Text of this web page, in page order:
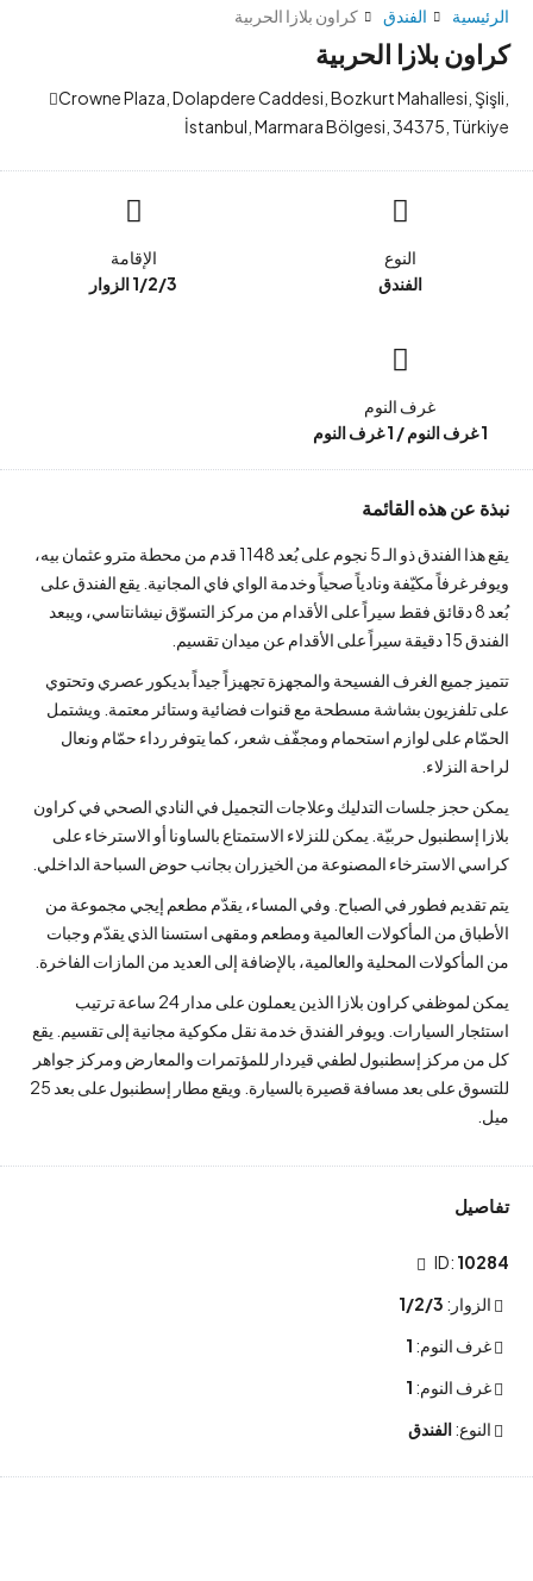
الرئيسية الفندق كراون بلازا الحربية
كراون بلازا الحربية
Crowne Plaza, Dolapdere Caddesi, Bozkurt Mahallesi, Şişli,
İstanbul, Marmara Bölgesi, 34375, Türkiye
النوع
الفندق
الإقامة
1/2/3 الزوار
غرف النوم
1 غرف النوم / 1 غرف النوم
نبذة عن هذه القائمة
يقع هذا الفندق ذو الـ 5 نجوم على بُعد 1148 قدم من محطة مترو عثمان بيه،
ويوفر غرفاً مكيّفة ونادياً صحياً وخدمة الواي فاي المجانية. يقع الفندق على
بُعد 8 دقائق فقط سيراً على الأقدام من مركز التسوّق نيشانتاسي، ويبعد
الفندق 15 دقيقة سيراً على الأقدام عن ميدان تقسيم.
تتميز جميع الغرف الفسيحة والمجهزة تجهيزاً جيداً بديكور عصري وتحتوي
على تلفزيون بشاشة مسطحة مع قنوات فضائية وستائر معتمة. ويشتمل
الحمّام على لوازم استحمام ومجفّف شعر، كما يتوفر رداء حمّام ونعال
لراحة النزلاء.
يمكن حجز جلسات التدليك وعلاجات التجميل في النادي الصحي في كراون
بلازا إسطنبول حربيّة. يمكن للنزلاء الاستمتاع بالساونا أو الاسترخاء على
كراسي الاسترخاء المصنوعة من الخيزران بجانب حوض السباحة الداخلي.
يتم تقديم فطور في الصباح. وفي المساء، يقدّم مطعم إيجي مجموعة من
الأطباق من المأكولات العالمية ومطعم ومقهى استسنا الذي يقدّم وجبات
من المأكولات المحلية والعالمية، بالإضافة إلى العديد من المازات الفاخرة.
يمكن لموظفي كراون بلازا الذين يعملون على مدار 24 ساعة ترتيب
استئجار السيارات. ويوفر الفندق خدمة نقل مكوكية مجانية إلى تقسيم. يقع
كل من مركز إسطنبول لطفي قيردار للمؤتمرات والمعارض ومركز جواهر
للتسوق على بعد مسافة قصيرة بالسيارة. ويقع مطار إسطنبول على بعد 25
ميل.
تفاصيل
ID: 10284
1/2/3
1
1
الفندق